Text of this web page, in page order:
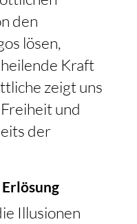
den
lösen,
Kraft
zeigt uns
und
der
Illusionen